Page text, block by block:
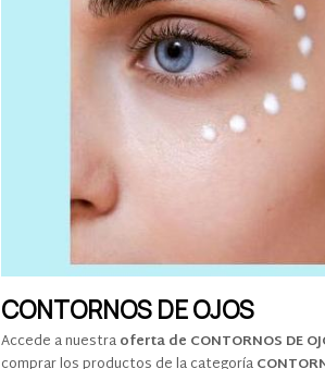
CONTORNOS DE OJOS
Accede a nuestraoferta de CONTORNOS DE